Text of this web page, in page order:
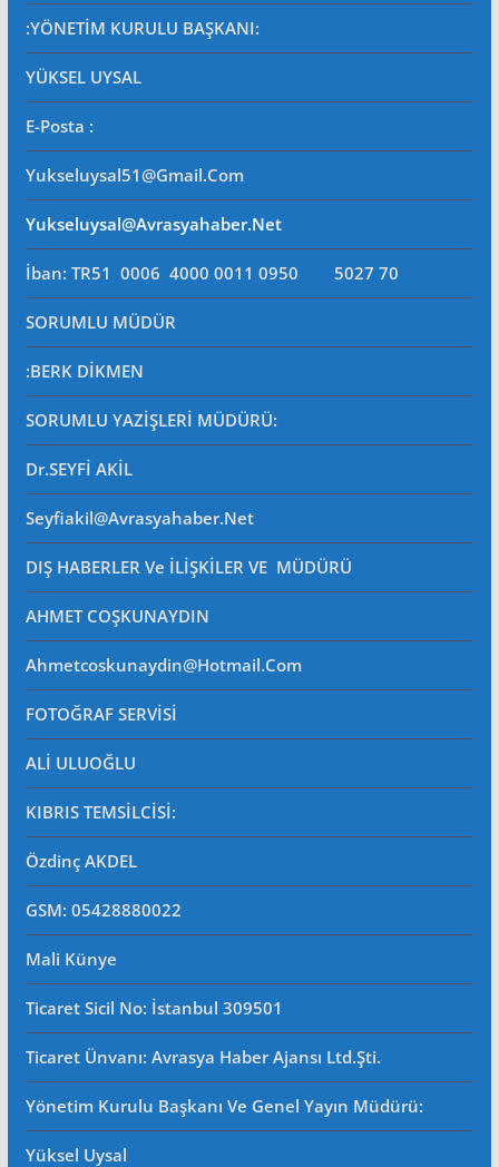
:YÖNETİM KURULU BAŞKANI:
YÜKSEL UYSAL
E-Posta :
Yukseluysal51@gmail.com
Yukseluysal@avrasyahaber.net
İban: TR51 0006 4000 0011 0950 5027 70
SORUMLU MÜDÜR
:BERK DİKMEN
SORUMLU YAZİŞLERİ MÜDÜRÜ:
Dr.SEYFİ AKİL
Seyfiakil@avrasyahaber.net
DIŞ HABERLER Ve İLİŞKİLER VE MÜDÜRÜ
AHMET COŞKUNAYDIN
Ahmetcoskunaydin@hotmail.com
FOTOĞRAF SERVİSİ
ALİ ULUOĞLU
KIBRIS TEMSİLCİSİ:
Özdinç AKDEL
GSM: 05428880022
Mali Künye
Ticaret Sicil No: İstanbul 309501
Ticaret Ünvanı: Avrasya Haber Ajansı Ltd.Şti.
Yönetim Kurulu Başkanı Ve Genel Yayın Müdürü:
Yüksel Uysal